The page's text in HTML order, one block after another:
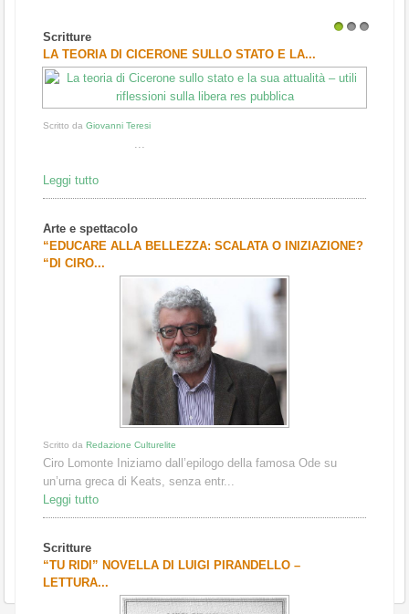
Scritture
LA TEORIA DI CICERONE SULLO STATO E LA...
Scritto da Giovanni Teresi
...
Leggi tutto
Arte e spettacolo
“EDUCARE ALLA BELLEZZA: SCALATA O INIZIAZIONE?
“DI CIRO...
Scritto da Redazione Culturelite
Ciro Lomonte Iniziamo dall’epilogo della famosa Ode su
un’urna greca di Keats, senza entr...
Leggi tutto
Scritture
“TU RIDI” NOVELLA DI LUIGI PIRANDELLO –
LETTURA...